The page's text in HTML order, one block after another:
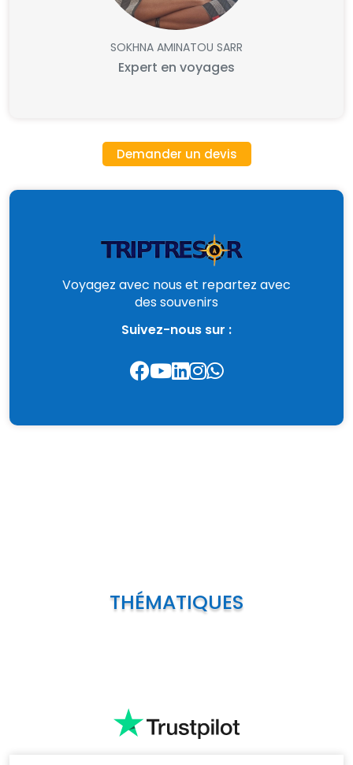
SOKHNA AMINATOU SARR
Expert en voyages
Demander un devis
Voyagez avec nous et repartez avec
des souvenirs
Suivez-nous sur :
THÉMATIQUES